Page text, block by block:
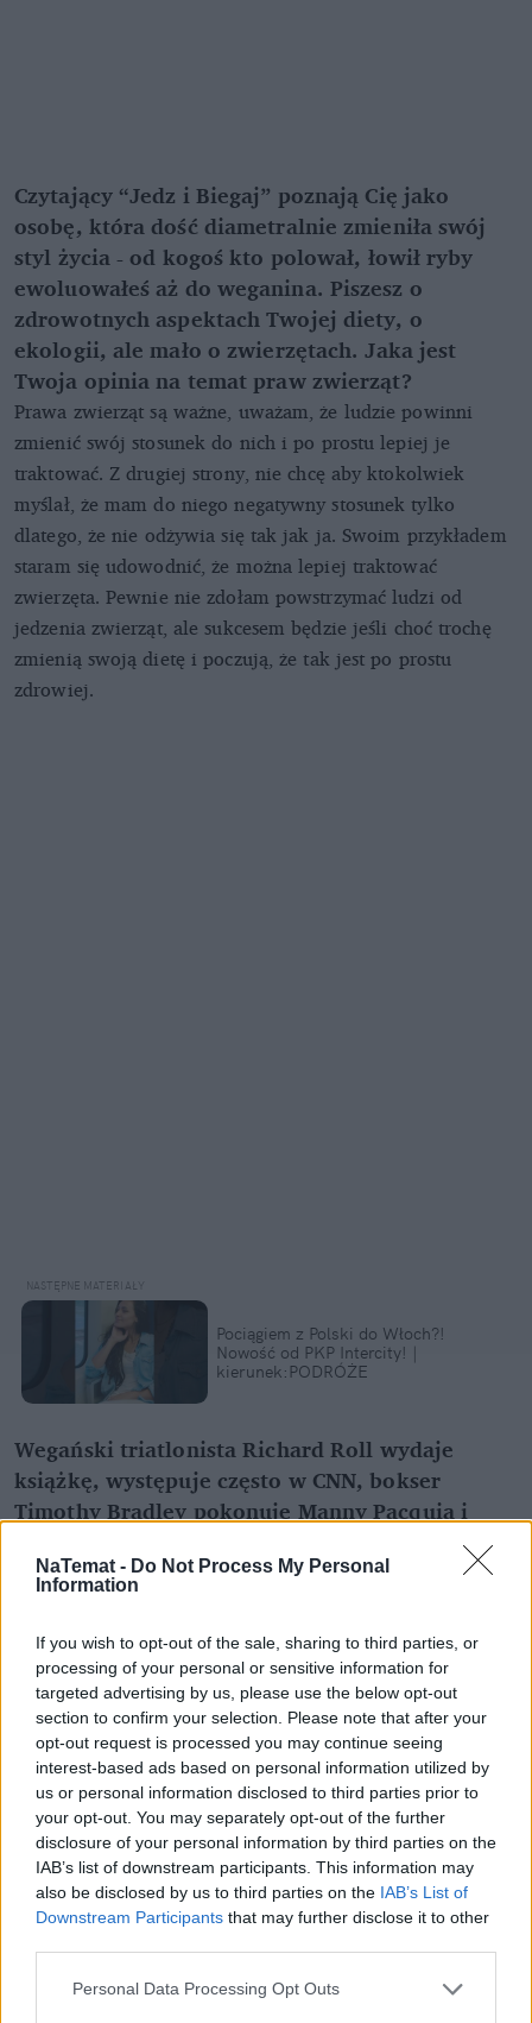
NaTemat - Do Not Process My Personal
Information
If you wish to opt-out of the sale, sharing to third parties, or
processing of your personal or sensitive information for
targeted advertising by us, please use the below opt-out
section to confirm your selection. Please note that after your
opt-out request is processed you may continue seeing
interest-based ads based on personal information utilized by
us or personal information disclosed to third parties prior to
your opt-out. You may separately opt-out of the further
disclosure of your personal information by third parties on the
IAB’s list of downstream participants. This information may
also be disclosed by us to third parties on the IAB’s List of
Downstream Participants that may further disclose it to other
Personal Data Processing Opt Outs
Czytający “Jedz i Biegaj” poznają Cię jako
osobę, która dość diametralnie zmieniła swój
styl życia - od kogoś kto polował, łowił ryby
ewoluowałeś aż do weganina. Piszesz o
zdrowotnych aspektach Twojej diety, o
ekologii, ale mało o zwierzętach. Jaka jest
Twoja opinia na temat praw zwierząt?
Prawa zwierząt są ważne, uważam, że ludzie powinni
zmienić swój stosunek do nich i po prostu lepiej je
traktować. Z drugiej strony, nie chcę aby ktokolwiek
myślał, że mam do niego negatywny stosunek tylko
dlatego, że nie odżywia się tak jak ja. Swoim przykładem
staram się udowodnić, że można lepiej traktować
zwierzęta. Pewnie nie zdołam powstrzymać ludzi od
jedzenia zwierząt, ale sukcesem będzie jeśli choć trochę
zmienią swoją dietę i poczują, że tak jest po prostu
zdrowiej.
Pociągiem z Polski do Włoch?!
Nowość od PKP Intercity! |
kierunek:PODRÓŻE
Wegański triatlonista Richard Roll wydaje
książkę, występuje często w CNN, bokser
Timothy Bradley pokonuje Manny Pacquia i
odżywiając się tylko roślinami. Na Twoje
spotkania przychodzą setki ludzi. Nie sądzisz,
że weganizm powoli przenika do mainstream’u?
Mimo że jest jeszcze wiele rzeczy, które wymagają
zmiany, to prawda jest taka, że coraz więcej osób w
Stanach zwraca uwagę na to co je. I to jest ważny pierwszy
krok. To że tak wielu sportowców różnych dyscyplin
decyduje się na dietę roślinną, jeszcze bardziej temu
pomaga. Dajemy po prostu przykład innym. To działa na
zasadzie, że ludzie sobie myślą: ten facet biega tak dobrze,
jeździ na rowerze, boksuje … ja też tak mogę.
REKLAMA